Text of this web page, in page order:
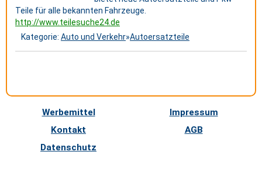
Teile für alle bekannten Fahrzeuge.
http://www.teilesuche24.de
Kategorie: Auto und Verkehr»Autoersatzteile
Werbemittel
Impressum
Kontakt
AGB
Datenschutz